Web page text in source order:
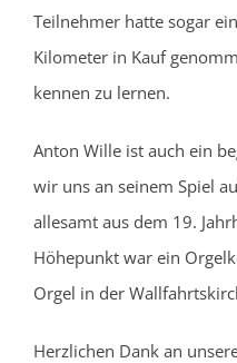
Teilnehmer hatte sogar
Kilometer in Kauf
kennen zu lernen.
Anton Wille ist auch ein
wir uns an seinem Spiel
allesamt aus dem 19.
Höhepunkt war ein
Orgel in der
Herzlichen Dank an